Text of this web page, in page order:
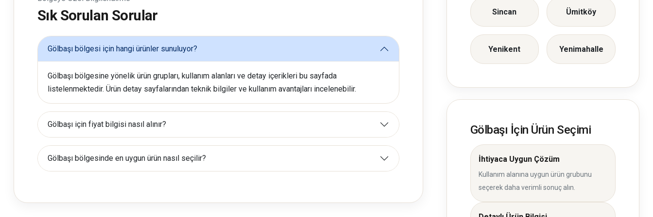
Sık Sorulan Sorular
Gölbaşı bölgesi için hangi ürünler sunuluyor?
Gölbaşı bölgesine yönelik ürün grupları, kullanım alanları ve detay içerikleri bu sayfada
listelenmektedir. Ürün detay sayfalarından teknik bilgiler ve kullanım avantajları incelenebilir.
Gölbaşı için fiyat bilgisi nasıl alınır?
Gölbaşı bölgesinde en uygun ürün nasıl seçilir?
Sincan Ümitköy
Yenikent Yenimahalle
Gölbaşı İçin Ürün Seçimi
İhtiyaca Uygun Çözüm
Kullanım alanına uygun ürün grubunu
seçerek daha verimli sonuç alın.